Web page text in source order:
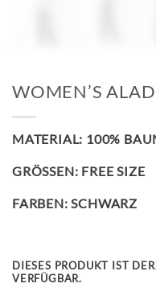
WOMEN’S
MATERIAL: 100%
GRÖSSEN: FREE SIZE
FARBEN: SCHWARZ
DIESES PRODUKT IST
VERFÜGBAR.